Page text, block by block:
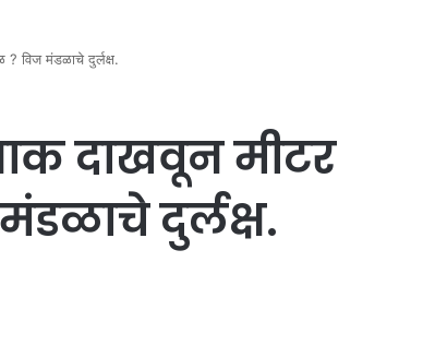
विज मंडळाचे दुर्लक्ष.
दाखवून मीटर
दुर्लक्ष.